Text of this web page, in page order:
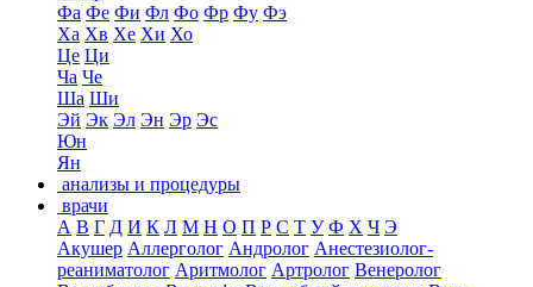
Фа Фе Фи Фл Фо Фр Фу Фэ
Ха Хв Хе Хи Хо
Це Ци
Ча Че
Ша Ши
Эй Эк Эл Эн Эр Эс
Юн
Ян
анализы и процедуры
врачи
А В Г Д И К Л М Н О П Р С Т У Ф Х Ч Э
Акушер Аллерголог Андролог Анестезиолог-
реаниматолог Аритмолог Артролог Венеролог